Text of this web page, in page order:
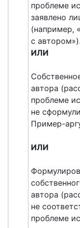
проблеме
заявлено
(например,
с автором»).
ИЛИ
автора
проблеме
не
Пример-
ИЛИ
автора
не
проблеме